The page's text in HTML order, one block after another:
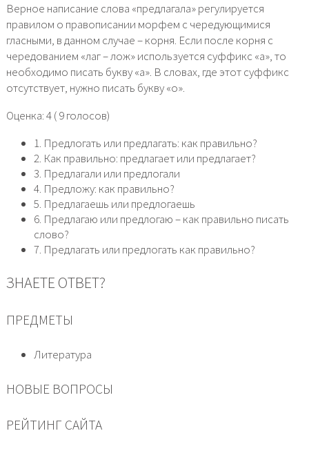
Верное написание слова «предлагала» регулируется
правилом о правописании морфем с чередующимися
гласными, в данном случае – корня. Если после корня с
чередованием «лаг – лож» используется суффикс «а», то
необходимо писать букву «а». В словах, где этот суффикс
отсутствует, нужно писать букву «о».
Оценка: 4 ( 9 голосов)
1. Предлогать или предлагать: как правильно?
2. Как правильно: предлагает или предлагает?
3. Предлагали или предлогали
4. Предложу: как правильно?
5. Предлагаешь или предлогаешь
6. Предлагаю или предлогаю – как правильно писать
слово?
7. Предлагать или предлогать как правильно?
ЗНАЕТЕ ОТВЕТ?
ПРЕДМЕТЫ
Литература
НОВЫЕ ВОПРОСЫ
РЕЙТИНГ САЙТА